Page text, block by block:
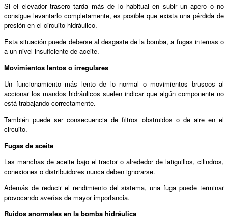
Si el elevador trasero tarda más de lo habitual en subir un apero o no
consigue levantarlo completamente, es posible que exista una pérdida de
presión en el circuito hidráulico.
Esta situación puede deberse al desgaste de la bomba, a fugas internas o
a un nivel insuficiente de aceite.
Movimientos lentos o irregulares
Un funcionamiento más lento de lo normal o movimientos bruscos al
accionar los mandos hidráulicos suelen indicar que algún componente no
está trabajando correctamente.
También puede ser consecuencia de filtros obstruidos o de aire en el
circuito.
Fugas de aceite
Las manchas de aceite bajo el tractor o alrededor de latiguillos, cilindros,
conexiones o distribuidores nunca deben ignorarse.
Además de reducir el rendimiento del sistema, una fuga puede terminar
provocando averías de mayor importancia.
Ruidos anormales en la bomba hidráulica